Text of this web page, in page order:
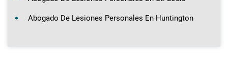
Abogado De Lesiones Personales En Huntington